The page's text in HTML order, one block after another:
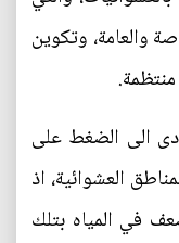
والعامة، وتكوين
الى الضغط على
العشوائية، اذ
في المياه بتلك